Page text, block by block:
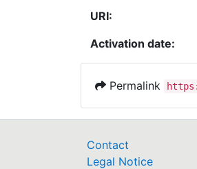
URI:
Activation date:
Permalink
Contact
Legal Notice